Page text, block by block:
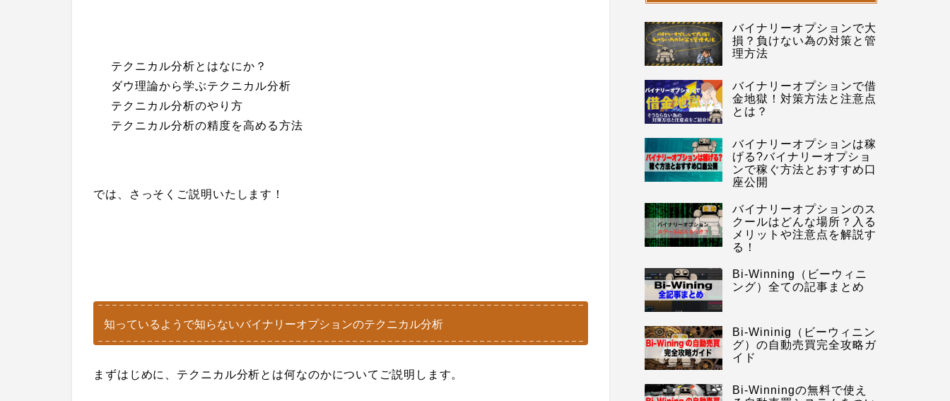
テクニカル分析とはなにか？
ダウ理論から学ぶテクニカル分析
テクニカル分析のやり方
テクニカル分析の精度を高める方法
では、さっそくご説明いたします！
知っているようで知らないバイナリーオプションのテクニカル分析
まずはじめに、テクニカル分析とは何なのかについてご説明します。
バイナリーオプションで大
損？負けない為の対策と管
理方法
バイナリーオプションで借
金地獄！対策方法と注意点
とは？
バイナリーオプションは稼
げる?バイナリーオプショ
ンで稼ぐ方法とおすすめ口
座公開
バイナリーオプションのス
クールはどんな場所？入る
メリットや注意点を解説す
る！
Bi-Winning（ビーウィニ
ング）全ての記事まとめ
Bi-Wininig（ビーウィニン
グ）の自動売買完全攻略ガ
イド
Bi-Winningの無料で使え